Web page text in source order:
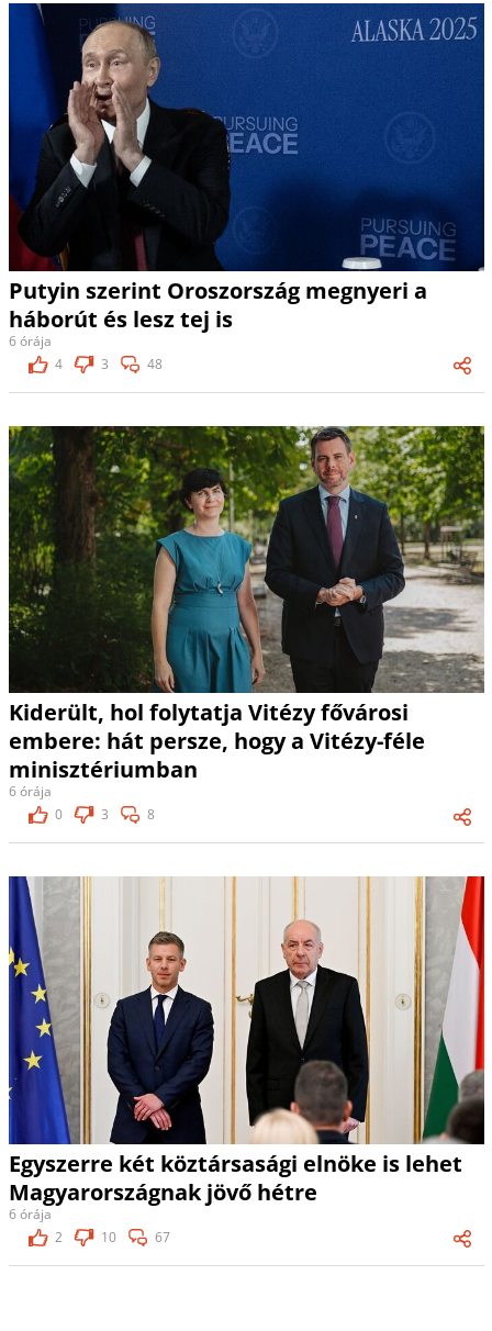
Putyin szerint Oroszország megnyeri a
háborút és lesz tej is
6 órája
4
3 48
Kiderült, hol folytatja Vitézy fővárosi
embere: hát persze, hogy a Vitézy-féle
minisztériumban
6 órája
0
3 8
Egyszerre két köztársasági elnöke is lehet
Magyarországnak jövő hétre
6 órája
2
10 67